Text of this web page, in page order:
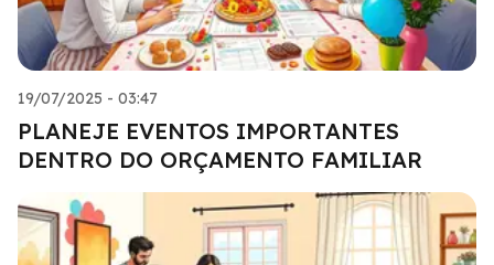
19/07/2025 - 03:47
PLANEJE EVENTOS IMPORTANTES
DENTRO DO ORÇAMENTO FAMILIAR